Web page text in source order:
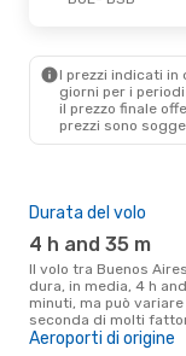
I prezzi indicati in
giorni per i
il ​​prezzo finale
prezzi sono
Durata del volo
4 h and 35 m
Il volo tra Buenos Aires e Brasilia
dura, in media, 4 h
minuti, ma può variare
seconda di molti
Aeroporti di origine